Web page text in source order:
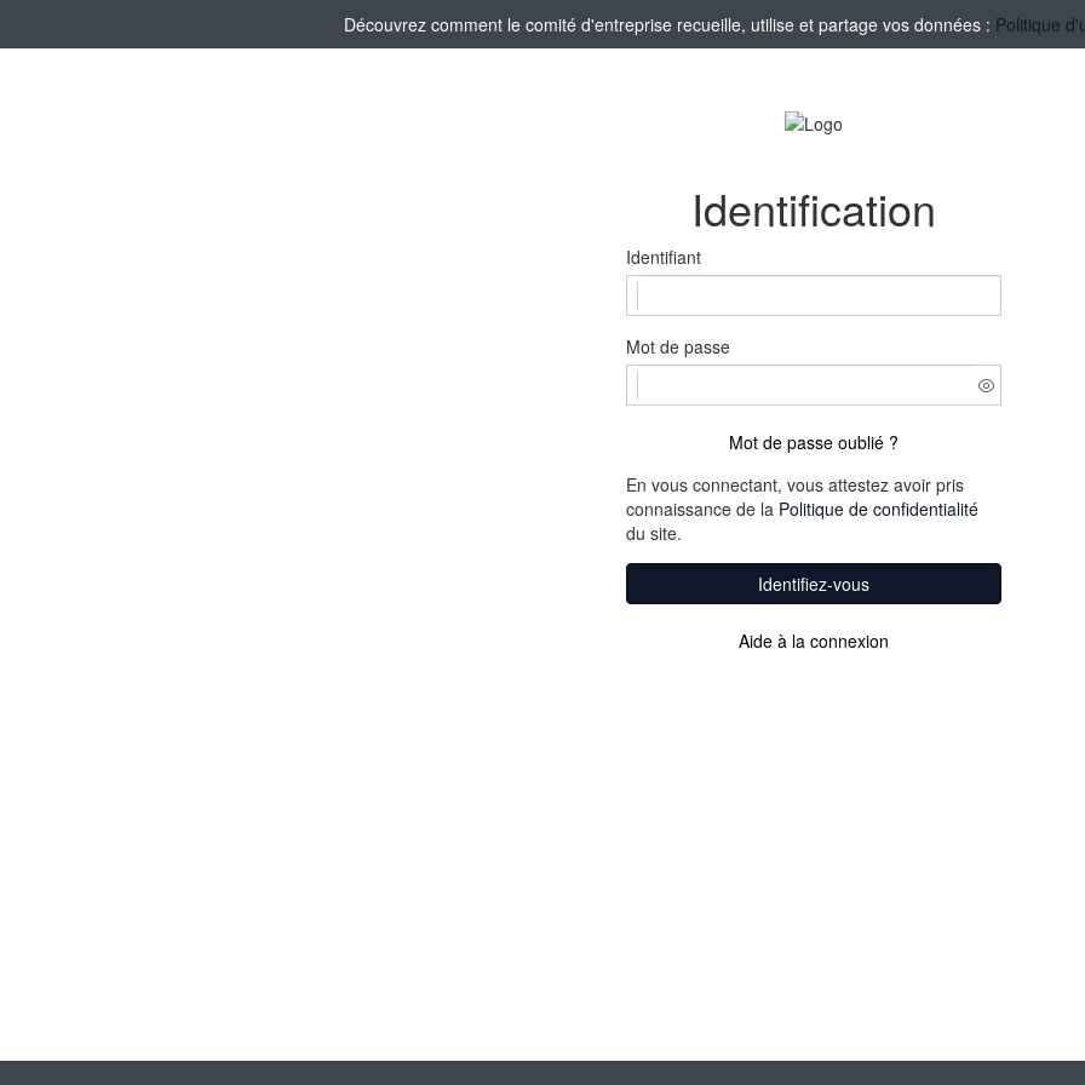
Découvrez comment le comité d'entreprise recueille, utilise et partage vos données : Politique
Identification
Identifiant
Mot de passe
Mot de passe oublié ?
En vous connectant, vous attestez avoir pris
connaissance de la Politique de confidentialité
du site.
Identifiez-vous
Aide à la connexion